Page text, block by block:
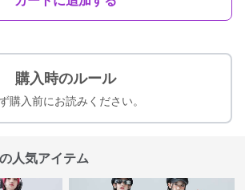
購入時のルール
購入前にお読みください。
人気アイテム